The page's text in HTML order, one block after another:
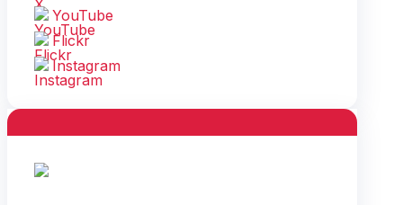
YouTube
Flickr
Instagram